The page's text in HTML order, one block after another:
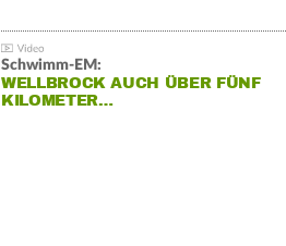
Schwimm-EM:
WELLBROCK AUCH ÜBER FÜNF
KILOMETER…